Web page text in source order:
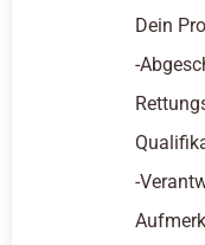
Dein
-
-